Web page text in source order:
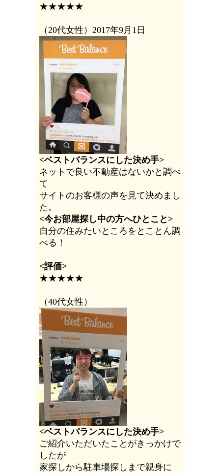
★★★★★
（20代女性） 2017年9月1日
<ベストバランスにした決め手>
ネットで良い不動産はないかと調べ
て
サイトのお客様の声を見て決めまし
た。
<今お部屋探し中の方へひとこと>
自分の住みたいところをとことん調
べる！
<評価>
★★★★★
（40代女性）
<ベストバランスにした決め手>
ご紹介いただいたことがきっかけで
したが
家探しから駐車場探しまで親身に